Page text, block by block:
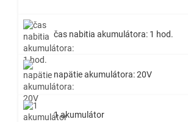
čas nabitia akumulátora: 1 hod.
napätie akumulátora: 20V
1 akumulátor